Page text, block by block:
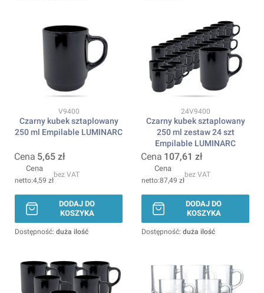
Kod produktu
V9400
Czarny kubek sztaplowany
250 ml Empilable LUMINARC
Cena 5,65 zł
Cena
4,59 zł
bez VAT
DODAJ DO
KOSZYKA
Dostępność: duża ilość
Kod produktu
24V9400
Czarny kubek sztaplowany
250 ml zestaw 24 szt
Empilable LUMINARC
Cena 107,61 zł
Cena
87,49 zł
bez VAT
DODAJ DO
KOSZYKA
Dostępność: duża ilość